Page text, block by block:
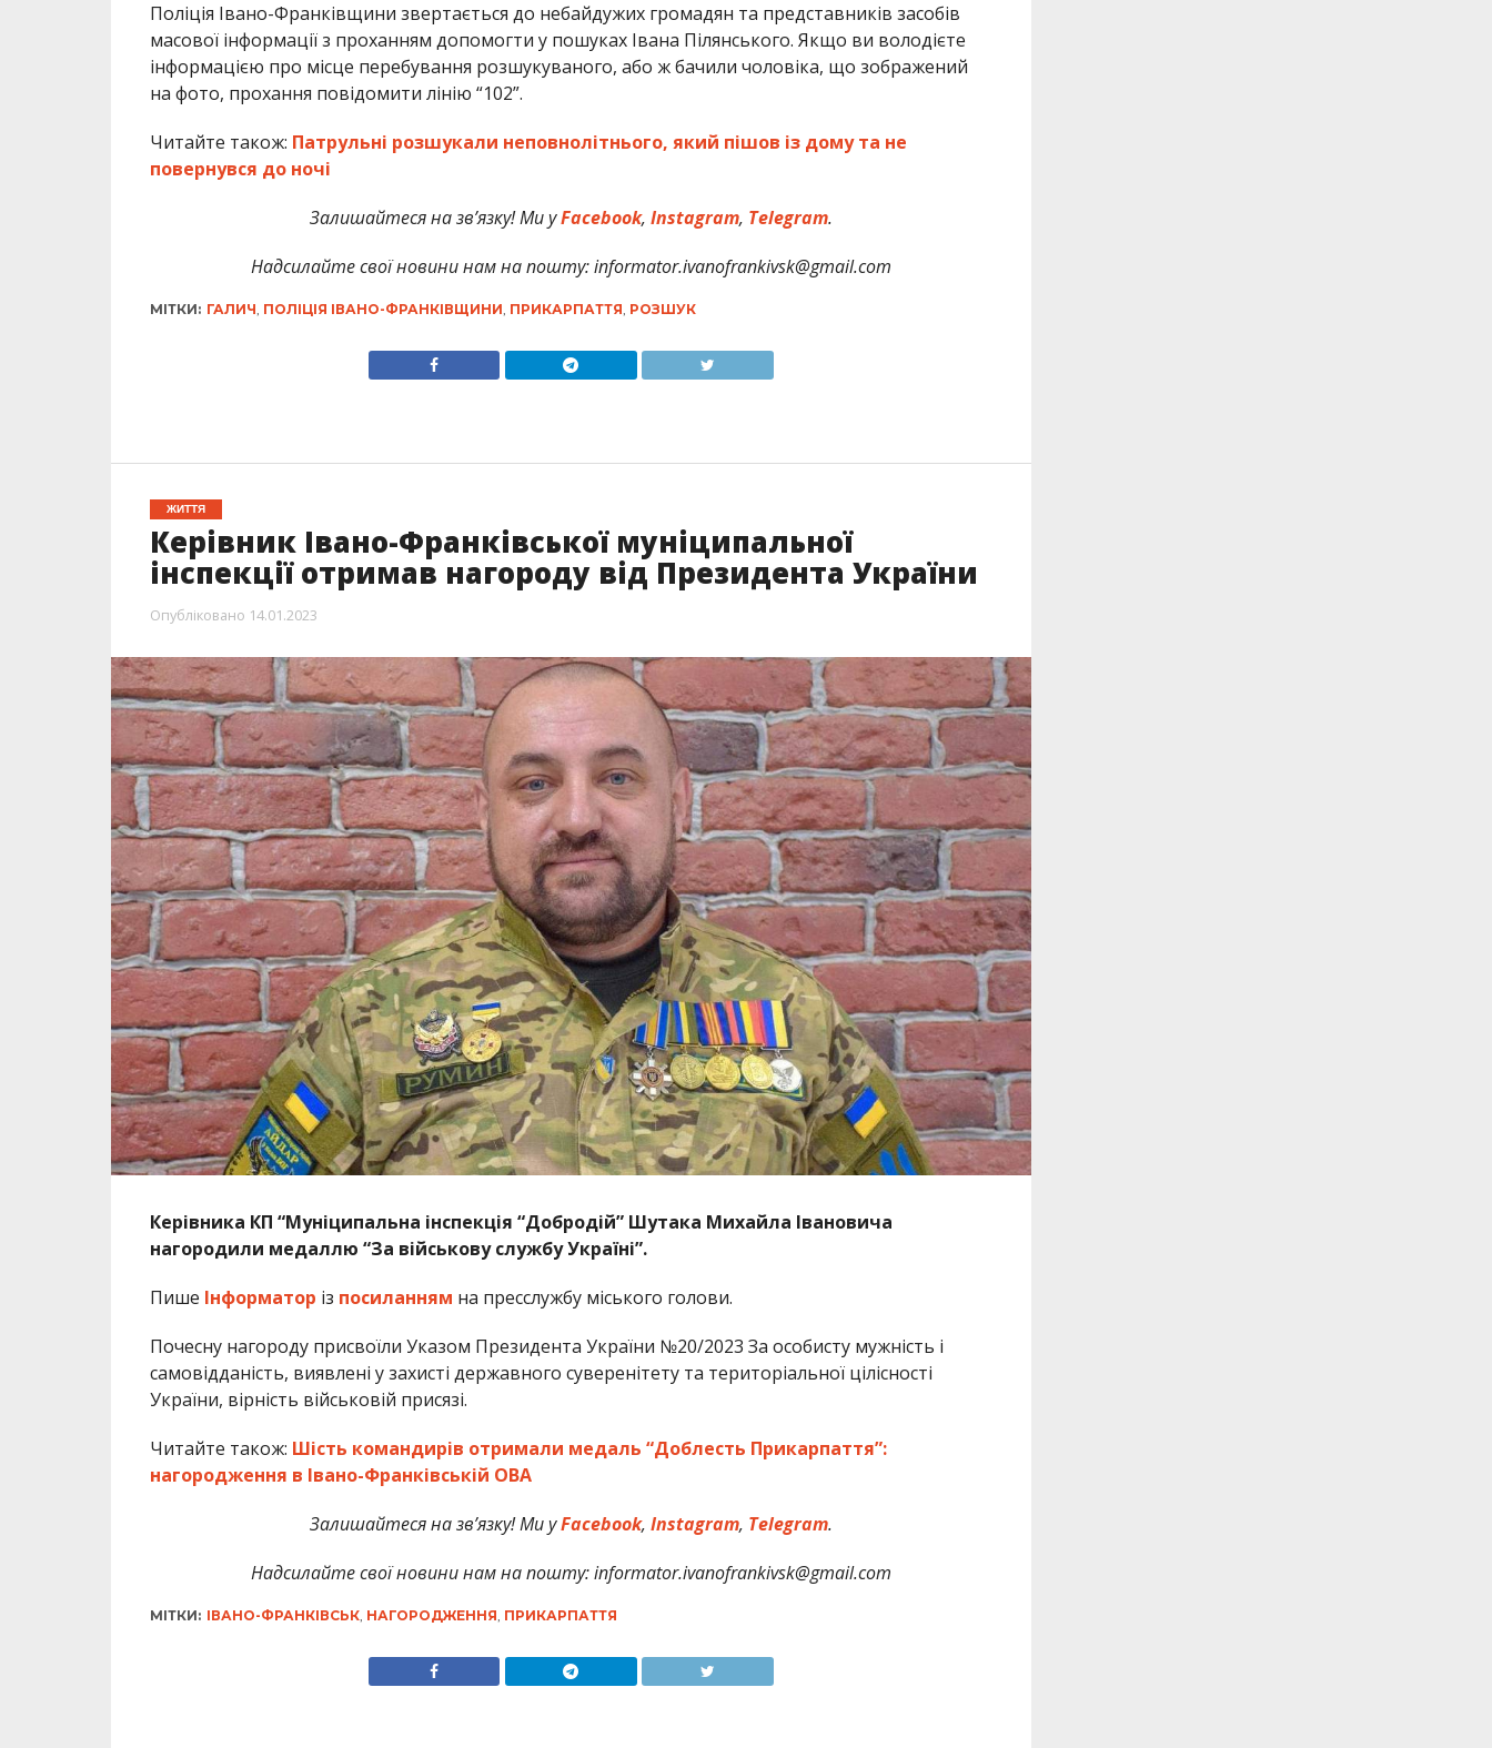
Поліція Івано-Франківщини звертається до небайдужих громадян та представників засобів
масової інформації з проханням допомогти у пошуках Івана Пілянського. Якщо ви володієте
інформацією про місце перебування розшукуваного, або ж бачили чоловіка, що зображений
на фото, прохання повідомити лінію “102”.
Читайте також: Патрульні розшукали неповнолітнього, який пішов із дому та не
повернувся до ночі
Залишайтеся на зв’язку! Ми уFacebook, Instagram, Telegram.
Надсилайте свої новини нам на пошту: informator.ivanofrankivsk@gmail.com
МІТКИ: ГАЛИЧ, ПОЛІЦІЯ ІВАНО-ФРАНКІВЩИНИ, ПРИКАРПАТТЯ, РОЗШУК
ЖИТТЯ
Керівник Івано-Франківської муніципальної
інспекції отримав нагороду від Президента України
Опубліковано 14.01.2023
Керівника КП “Муніципальна інспекція “Добродій” Шутака Михайла Івановича
нагородили медаллю “За військову службу Україні”.
Пише Інформатор із посиланням на пресслужбу міського голови.
Почесну нагороду присвоїли Указом Президента України №20/2023 За особисту мужність і
самовідданість, виявлені у захисті державного суверенітету та територіальної цілісності
України, вірність військовій присязі.
Читайте також: Шість командирів отримали медаль “Доблесть Прикарпаття”:
нагородження в Івано-Франківській ОВА
Залишайтеся на зв’язку! Ми уFacebook, Instagram, Telegram.
Надсилайте свої новини нам на пошту: informator.ivanofrankivsk@gmail.com
МІТКИ: ІВАНО-ФРАНКІВСЬК, НАГОРОДЖЕННЯ ПРИКАРПАТТЯ